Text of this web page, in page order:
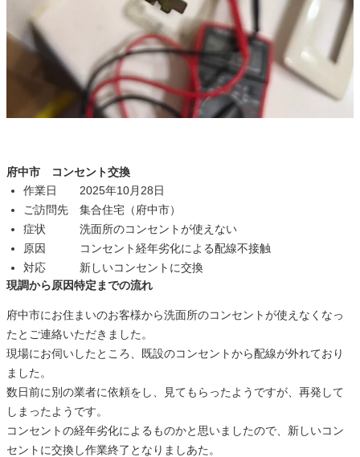
府中市 コンセント交換
作業日 2025年10月28日
ご訪問先 集合住宅（府中市）
症状 洗面所のコンセントが使えない
原因 コンセント経年劣化による配線不接触
対応 新しいコンセントに交換
現調から原因特定までの流れ
府中市にお住まいのお客様から洗面所のコンセントが使えなくなっ
たとご連絡いただきました。
現場にお伺いしたところ、既設のコンセントから配線が外れており
ました。
数日前に別の業者に依頼をし、見てもらったようですが、再発して
しまったようです。
コンセントの経年劣化によるものかと思いましたので、新しいコン
セントに交換し作業終了となりましあた。